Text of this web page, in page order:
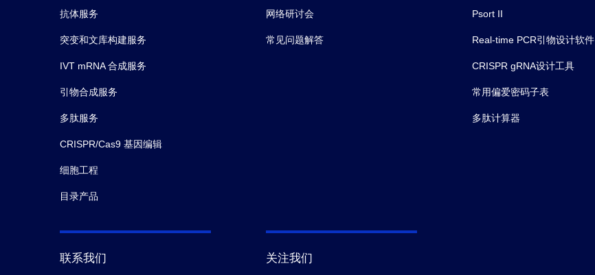
抗体服务
突变和文库构建服务
IVT mRNA 合成服务
引物合成服务
多肽服务
CRISPR/Cas9 基因编辑
细胞工程
目录产品
网络研讨会
常见问题解答
Psort II
Real-time PCR引物设计软件
CRISPR gRNA设计工具
常用偏爱密码子表
多肽计算器
联系我们 关注我们